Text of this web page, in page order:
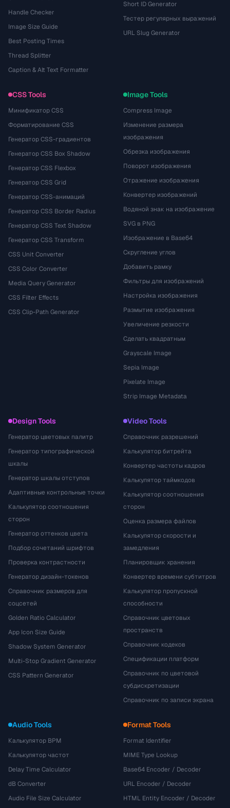
Handle Checker
Image Size Guide
Best Posting Times
Thread Splitter
Caption & Alt Text Formatter
Short ID Generator
Тестер регулярных выражений
URL Slug Generator
CSS Tools
Минификатор CSS
Форматирование CSS
Генератор CSS-градиентов
Генератор CSS Box Shadow
Генератор CSS Flexbox
Генератор CSS Grid
Генератор CSS-анимаций
Генератор CSS Border Radius
Генератор CSS Text Shadow
Генератор CSS Transform
CSS Unit Converter
CSS Color Converter
Media Query Generator
CSS Filter Effects
CSS Clip-Path Generator
Image Tools
Compress Image
Изменение размера
изображения
Обрезка изображения
Поворот изображения
Отражение изображения
Конвертер изображений
Водяной знак на изображение
SVG в PNG
Изображение в Base64
Скругление углов
Добавить рамку
Фильтры для изображений
Настройка изображения
Размытие изображения
Увеличение резкости
Сделать квадратным
Grayscale Image
Sepia Image
Pixelate Image
Strip Image Metadata
Design Tools
Генератор цветовых палитр
Генератор типографической
шкалы
Генератор шкалы отступов
Адаптивные контрольные точки
Калькулятор соотношения
сторон
Генератор оттенков цвета
Подбор сочетаний шрифтов
Проверка контрастности
Генератор дизайн-токенов
Справочник размеров для
соцсетей
Golden Ratio Calculator
App Icon Size Guide
Shadow System Generator
Multi-Stop Gradient Generator
CSS Pattern Generator
Video Tools
Справочник разрешений
Калькулятор битрейта
Конвертер частоты кадров
Калькулятор таймкодов
Калькулятор соотношения
сторон
Оценка размера файлов
Калькулятор скорости и
замедления
Планировщик хранения
Конвертер времени субтитров
Калькулятор пропускной
способности
Справочник цветовых
пространств
Справочник кодеков
Спецификации платформ
Справочник по цветовой
субдискретизации
Справочник по записи экрана
Audio Tools
Калькулятор BPM
Калькулятор частот
Delay Time Calculator
dB Converter
Audio File Size Calculator
Format Tools
Format Identifier
MIME Type Lookup
Base64 Encoder / Decoder
URL Encoder / Decoder
HTML Entity Encoder / Decoder